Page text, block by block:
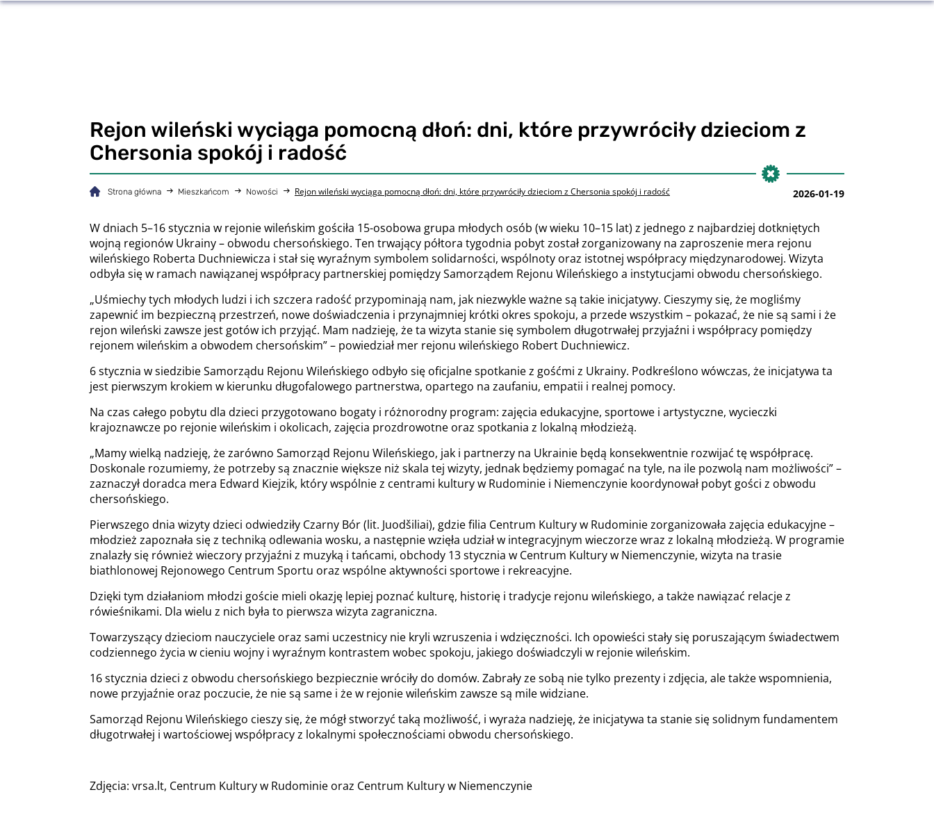
Rejon wileński wyciąga pomocną dłoń: dni, które przywróciły dzieciom z
Chersonia spokój i radość
Strona główna Mieszkańcom Nowości Rejon wileński wyciąga pomocną dłoń: dni, które przywróciły dzieciom z Chersonia spokój i radość 2026-01-19
W dniach 5–16 stycznia w rejonie wileńskim gościła 15-osobowa grupa młodych osób (w wieku 10–15 lat) z jednego z najbardziej dotkniętych
wojną regionów Ukrainy – obwodu chersońskiego. Ten trwający półtora tygodnia pobyt został zorganizowany na zaproszenie mera rejonu
wileńskiego Roberta Duchniewicza i stał się wyraźnym symbolem solidarności, wspólnoty oraz istotnej współpracy międzynarodowej. Wizyta
odbyła się w ramach nawiązanej współpracy partnerskiej pomiędzy Samorządem Rejonu Wileńskiego a instytucjami obwodu chersońskiego.
„Uśmiechy tych młodych ludzi i ich szczera radość przypominają nam, jak niezwykle ważne są takie inicjatywy. Cieszymy się, że mogliśmy
zapewnić im bezpieczną przestrzeń, nowe doświadczenia i przynajmniej krótki okres spokoju, a przede wszystkim – pokazać, że nie są sami i że
rejon wileński zawsze jest gotów ich przyjąć. Mam nadzieję, że ta wizyta stanie się symbolem długotrwałej przyjaźni i współpracy pomiędzy
rejonem wileńskim a obwodem chersońskim” – powiedział mer rejonu wileńskiego Robert Duchniewicz.
6 stycznia w siedzibie Samorządu Rejonu Wileńskiego odbyło się oficjalne spotkanie z gośćmi z Ukrainy. Podkreślono wówczas, że inicjatywa ta
jest pierwszym krokiem w kierunku długofalowego partnerstwa, opartego na zaufaniu, empatii i realnej pomocy.
Na czas całego pobytu dla dzieci przygotowano bogaty i różnorodny program: zajęcia edukacyjne, sportowe i artystyczne, wycieczki
krajoznawcze po rejonie wileńskim i okolicach, zajęcia prozdrowotne oraz spotkania z lokalną młodzieżą.
„Mamy wielką nadzieję, że zarówno Samorząd Rejonu Wileńskiego, jak i partnerzy na Ukrainie będą konsekwentnie rozwijać tę współpracę.
Doskonale rozumiemy, że potrzeby są znacznie większe niż skala tej wizyty, jednak będziemy pomagać na tyle, na ile pozwolą nam możliwości” –
zaznaczył doradca mera Edward Kiejzik, który wspólnie z centrami kultury w Rudominie i Niemenczynie koordynował pobyt gości z obwodu
chersońskiego.
Pierwszego dnia wizyty dzieci odwiedziły Czarny Bór (lit. Juodšiliai), gdzie filia Centrum Kultury w Rudominie zorganizowała zajęcia edukacyjne –
młodzież zapoznała się z techniką odlewania wosku, a następnie wzięła udział w integracyjnym wieczorze wraz z lokalną młodzieżą. W programie
znalazły się również wieczory przyjaźni z muzyką i tańcami, obchody 13 stycznia w Centrum Kultury w Niemenczynie, wizyta na trasie
biathlonowej Rejonowego Centrum Sportu oraz wspólne aktywności sportowe i rekreacyjne.
Dzięki tym działaniom młodzi goście mieli okazję lepiej poznać kulturę, historię i tradycje rejonu wileńskiego, a także nawiązać relacje z
rówieśnikami. Dla wielu z nich była to pierwsza wizyta zagraniczna.
Towarzyszący dzieciom nauczyciele oraz sami uczestnicy nie kryli wzruszenia i wdzięczności. Ich opowieści stały się poruszającym świadectwem
codziennego życia w cieniu wojny i wyraźnym kontrastem wobec spokoju, jakiego doświadczyli w rejonie wileńskim.
16 stycznia dzieci z obwodu chersońskiego bezpiecznie wróciły do domów. Zabrały ze sobą nie tylko prezenty i zdjęcia, ale także wspomnienia,
nowe przyjaźnie oraz poczucie, że nie są same i że w rejonie wileńskim zawsze są mile widziane.
Samorząd Rejonu Wileńskiego cieszy się, że mógł stworzyć taką możliwość, i wyraża nadzieję, że inicjatywa ta stanie się solidnym fundamentem
długotrwałej i wartościowej współpracy z lokalnymi społecznościami obwodu chersońskiego.
Zdjęcia: vrsa.lt, Centrum Kultury w Rudominie oraz Centrum Kultury w Niemenczynie